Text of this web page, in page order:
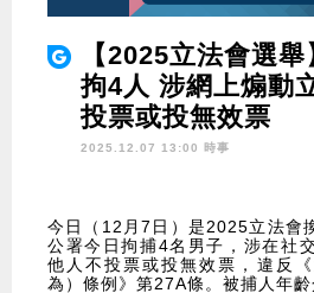
【2025立法會選
拘4人 涉網上煽動
投票或投無效票
2025.12.07 13:00 時事
今日（12月7日）是2025立法會
公署今日拘捕4名男子，涉在社
他人不投票或投無效票，違反
為）條例》第27A條。被捕人年齡